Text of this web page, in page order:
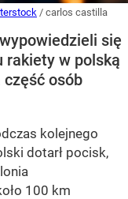
/ carlos castilla
się
rakiety w polską
osób
kolejnego
dotarł pocisk,
100 km